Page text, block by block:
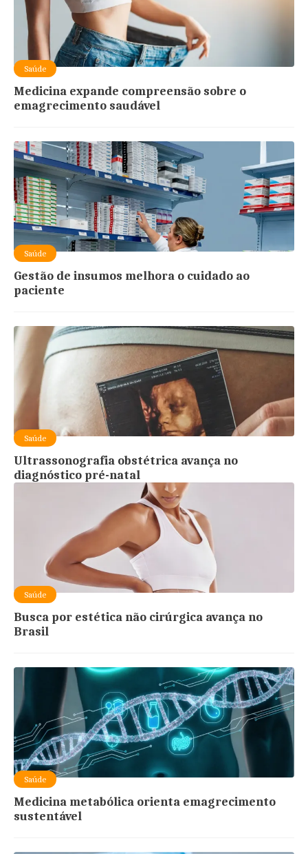
Saúde
Medicina expande compreensão sobre o
emagrecimento saudável
Saúde
Gestão de insumos melhora o cuidado ao
paciente
Saúde
Ultrassonografia obstétrica avança no
diagnóstico pré-natal
Saúde
Busca por estética não cirúrgica avança no
Brasil
Saúde
Medicina metabólica orienta emagrecimento
sustentável